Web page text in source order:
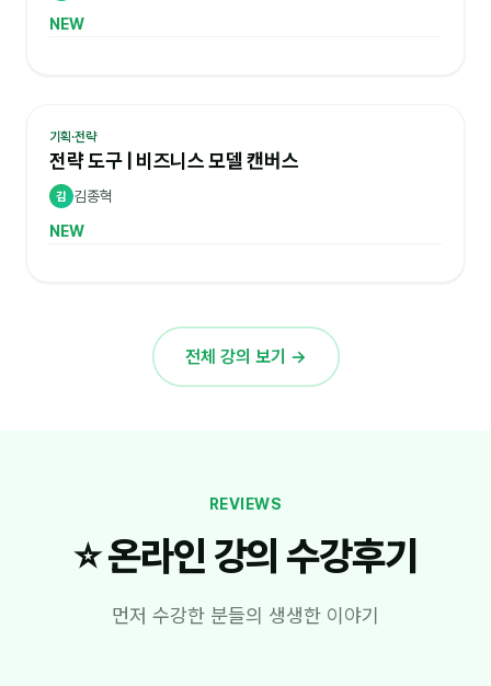
NEW
기획·전략
전략 도구 | 비즈니스 모델 캔버스
김
김종혁
NEW
전체 강의 보기 →
REVIEWS
⭐ 온라인 강의 수강후기
먼저 수강한 분들의 생생한 이야기